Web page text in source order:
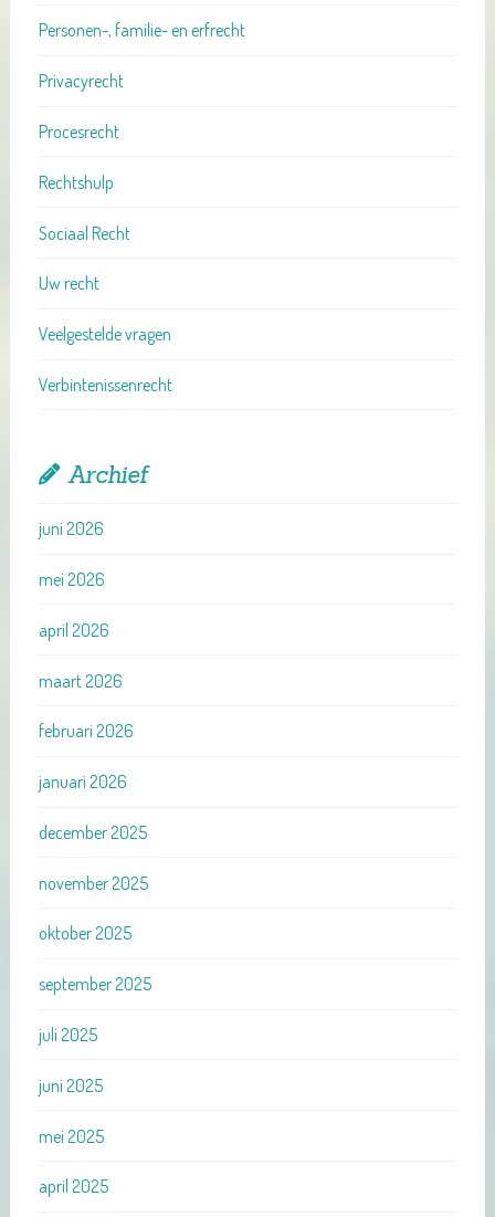
Personen-, familie- en erfrecht
Privacyrecht
Procesrecht
Rechtshulp
Sociaal Recht
Uw recht
Veelgestelde vragen
Verbintenissenrecht
Archief
juni 2026
mei 2026
april 2026
maart 2026
februari 2026
januari 2026
december 2025
november 2025
oktober 2025
september 2025
juli 2025
juni 2025
mei 2025
april 2025